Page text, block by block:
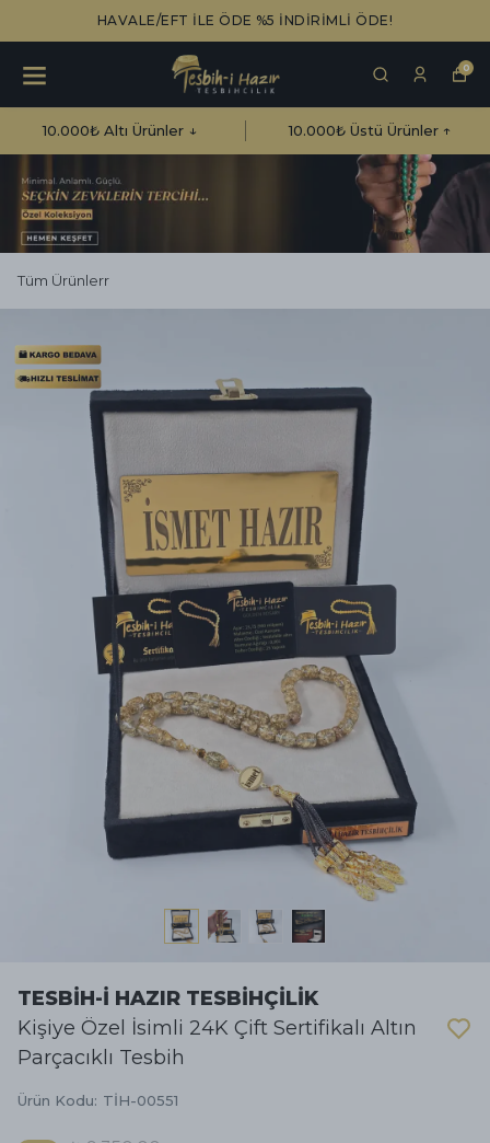
HAVALE/EFT İLE ÖDE %5 İNDİRİMLİ ÖDE!
0
10.000₺ Altı Ürünler ↓ 10.000₺ Üstü Ürünler ↑
Tüm Ürünlerr
TESBİH-İ HAZIR TESBİHÇİLİK
Kişiye Özel İsimli 24K Çift Sertifikalı Altın
Parçacıklı Tesbih
Ürün Kodu: TİH-00551